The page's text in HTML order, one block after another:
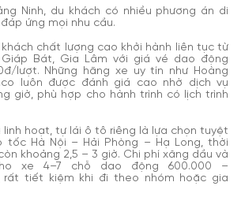
Ninh, du khách có nhiều phương án di
ứng mọi nhu cầu.
chất lượng cao khởi hành liên tục từ
Bát, Gia Lâm với giá vé dao động
lượt. Những hãng xe uy tín như Hoàng
luôn được đánh giá cao nhờ dịch vụ
giờ, phù hợp cho hành trình có lịch trình
linh hoạt, tự lái ô tô riêng là lựa chọn tuyệt
tốc Hà Nội – Hải Phòng – Hạ Long, thời
khoảng 2,5 – 3 giờ. Chi phí xăng dầu và
xe 4–7 chỗ dao động 600.000 –
rất tiết kiệm khi đi theo nhóm hoặc gia